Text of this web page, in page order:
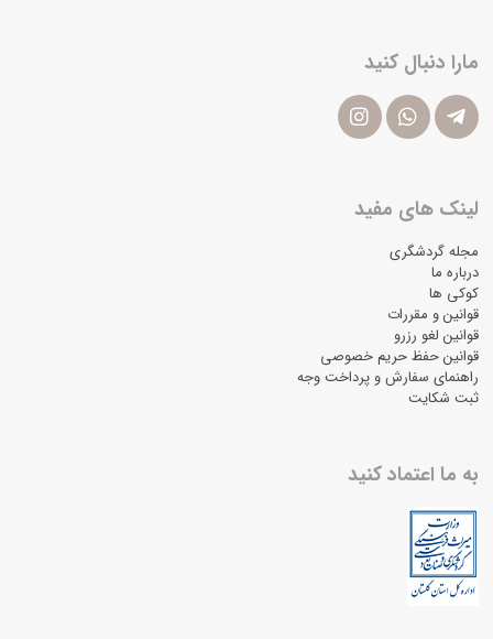
مارا دنبال کنید
لینک های مفید
مجله گردشگری
درباره ما
کوکی ها
قوانین و مقررات
قوانین لغو رزرو
قوانین حفظ حریم خصوصی
راهنمای سفارش و پرداخت وجه
ثبت شکایت
به ما اعتماد کنید